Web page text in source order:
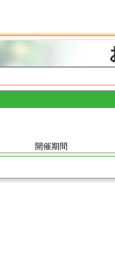
開催期間